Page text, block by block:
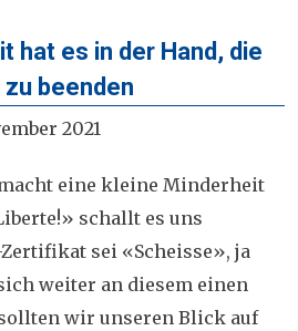
hat es in der Hand, die
beenden
2021
eine kleine Minderheit
schallt es uns
Zertifikat sei «Scheisse», ja
weiter an diesem einen
wir unseren Blick auf